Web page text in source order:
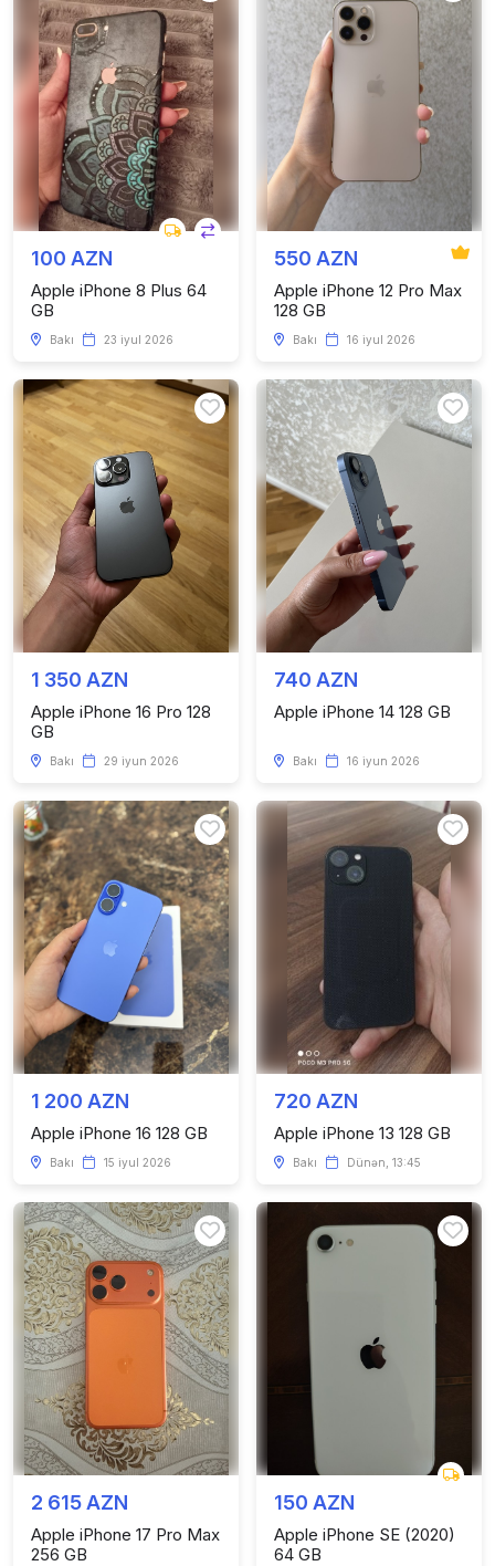
100 AZN
Apple iPhone 8 Plus 64
GB
Bakı 23 iyul 2026
550 AZN
Apple iPhone 12 Pro Max
128 GB
Bakı 16 iyul 2026
1 350 AZN
Apple iPhone 16 Pro 128
GB
Bakı 29 iyun 2026
740 AZN
Apple iPhone 14 128 GB
Bakı 16 iyun 2026
1 200 AZN
Apple iPhone 16 128 GB
Bakı 15 iyul 2026
720 AZN
Apple iPhone 13 128 GB
Bakı Dünən, 13:45
2 615 AZN
Apple iPhone 17 Pro Max
256 GB
150 AZN
Apple iPhone SE (2020)
64 GB